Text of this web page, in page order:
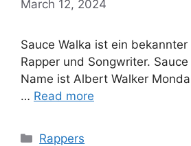
March 12, 2024
Sauce Walka ist ein
Rapper und Songwriter.
Name ist Albert Walker
… Read more
Categories
Rappers